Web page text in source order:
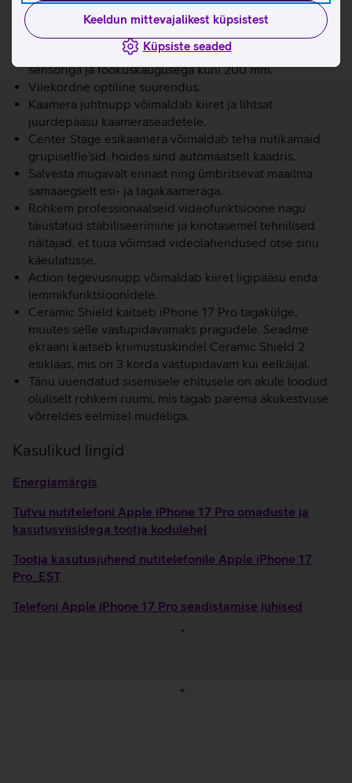
Keeldun mittevajalikest küpsistest
Küpsiste seaded
värskendussagedust ja on eredusega kuni 3000 nitti.
Võimas A19 Pro kiip koos vesijahutusega.
Võimas 48 Mpix Fusion profikaamerasüsteem suurema
sensoriga ja fookuskaugusega kuni 200 mm.
Viiekordne optiline suurendus.
Kaamera juhtnupp võimaldab kiiret ja lihtsat
juurdepääsu kaameraseadetele.
Center Stage esikaamera võimaldab teha nutikamaid
grupiselfie’sid, hoides sind automaatselt kaadris.
Salvesta mugavalt ennast ning ümbritsevat maailma
samaaegselt esi- ja tagakaameraga.
Rohkem professionaalseid videofunktsioone nagu
täiustatud stabiliseerimine ja kinotasemel tehnilised
näitajad, et tuua võimsad videolahendused otse sinu
käeulatusse.
Action tegevusnupp võimaldab kiiret ligipääsu enda
lemmikfunktsioonidele.
Ceramic Shield kaitseb iPhone 17 Pro tagakülge,
muutes selle vastupidavamaks pragudele. Seadme
ekraani kaitseb kriimustuskindel Ceramic Shield 2
esiklaas, mis on 3 korda vastupidavam kui eelkäijal.
Tänu uuendatud sisemisele ehitusele on akule loodud
oluliselt rohkem ruumi, mis tagab parema akukestvuse
võrreldes eelmisel mudeliga.
Kasulikud lingid
Energiamärgis
Tutvu nutitelefoni Apple iPhone 17 Pro omaduste ja
kasutusviisidega tootja kodulehel
Tootja kasutusjuhend nutitelefonile Apple iPhone 17
Pro_EST
Telefoni Apple iPhone 17 Pro seadistamise juhised